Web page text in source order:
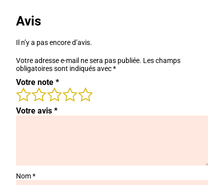
Avis
Il n’y a pas encore d’avis.
Votre adresse e-mail ne sera pas publiée. Les champs
obligatoires sont indiqués avec*
Votre note *
Votre avis *
Nom*